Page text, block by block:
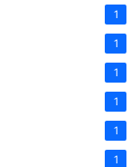
1
1
1
1
1
1